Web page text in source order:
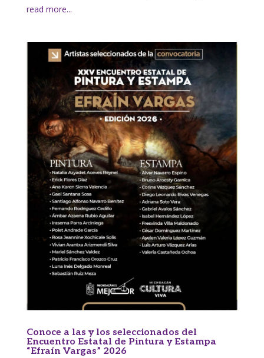
read more...
Conoce a las y los seleccionados del
Encuentro Estatal de Pintura y Estampa
“Efraín Vargas” 2026